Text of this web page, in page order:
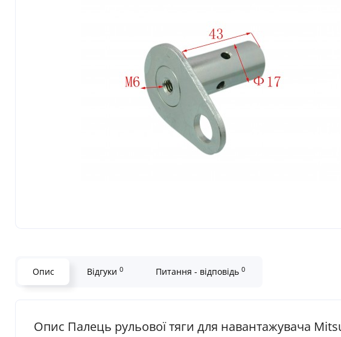
Опис Відгуки 0 Питання - відповідь 0
Опис Палець рульової тяги для навантажувача